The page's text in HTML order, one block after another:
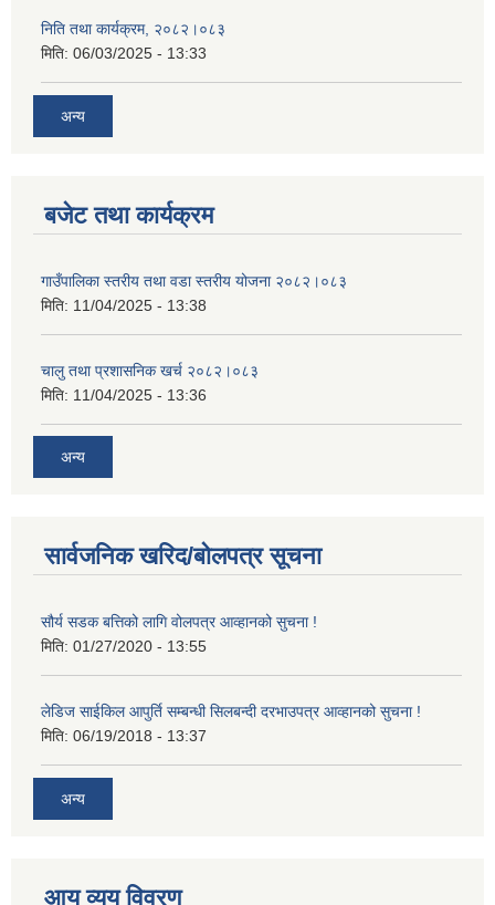
निति तथा कार्यक्रम, २०८२।०८३
मिति: 06/03/2025 - 13:33
अन्य
बजेट तथा कार्यक्रम
गाउँपालिका स्तरीय तथा वडा स्तरीय योजना २०८२।०८३
मिति: 11/04/2025 - 13:38
चालु तथा प्रशासनिक खर्च २०८२।०८३
मिति: 11/04/2025 - 13:36
अन्य
सार्वजनिक खरिद/बोलपत्र सूचना
सौर्य सडक बत्तिको लागि वोलपत्र आव्हानको सुचना !
मिति: 01/27/2020 - 13:55
लेडिज साईकिल आपुर्ति सम्बन्धी सिलबन्दी दरभाउपत्र आव्हानको सुचना !
मिति: 06/19/2018 - 13:37
अन्य
आय व्यय विवरण